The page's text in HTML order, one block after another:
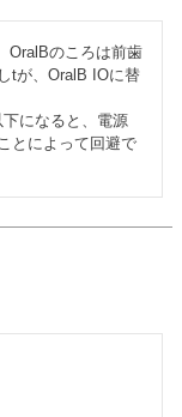
tが、OralB IOに替
になると、電源
とによって回避で